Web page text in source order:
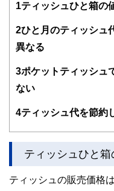
得者を中心に「
験者で構成され
FinancialField
ど150名以上の
をわかりやすく
このように編集
執筆者・監修者
やすさはもちろ
な情報発信を実
1 ティッシュひと箱の
2ひと月のティッシュ
異なる
3ポケットティッシュ
ない
4ティッシュ代を節約
ティッシュひと
ティッシュの販売価格